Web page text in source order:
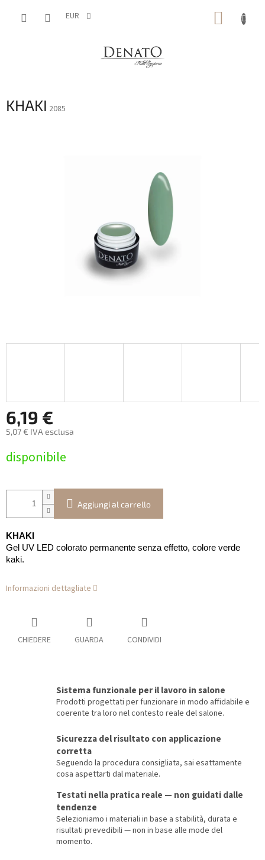
EUR
KHAKI 2085
6,19 €
5,07 € IVA esclusa
della
disponibile
Aggiungi al carrello
KHAKI
Gel UV LED colorato permanente senza effetto, colore verde
kaki.
Informazioni dettagliate
CHIEDERE GUARDA CONDIVIDI
Sistema funzionale per il lavoro in salone
Prodotti progettati per funzionare in modo affidabile e
coerente tra loro nel contesto reale del salone.
Sicurezza del risultato con applicazione
corretta
Seguendo la procedura consigliata, sai esattamente
cosa aspettarti dal materiale.
Testati nella pratica reale — non guidati dalle
tendenze
Selezioniamo i materiali in base a stabilità, durata e
risultati prevedibili — non in base alle mode del
momento.